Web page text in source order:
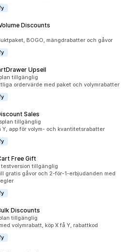
Discounts
BOGO, mängdrabatter och gåvor
Upsell
tillgänglig
ordervärde med paket och volymrabatter
Sales
tillgänglig
Y, app för volym- och kvantitetsrabatter
Free Gift
testversion tillgänglig
gratis gåvor och 2-för-1-erbjudanden med
Discounts
tillgänglig
volymrabatt, köp X få Y, rabattkod